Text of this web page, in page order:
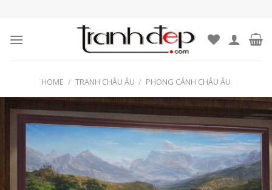
content
HOME / TRANH CHÂU ÂU / PHONG CẢNH CHÂU ÂU